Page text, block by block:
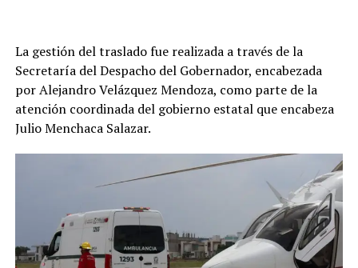
La gestión del traslado fue realizada a través de la
Secretaría del Despacho del Gobernador, encabezada
por Alejandro Velázquez Mendoza, como parte de la
atención coordinada del gobierno estatal que encabeza
Julio Menchaca Salazar.